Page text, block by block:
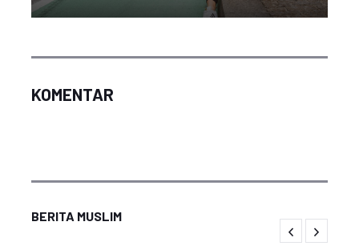
KOMENTAR
BERITA MUSLIM